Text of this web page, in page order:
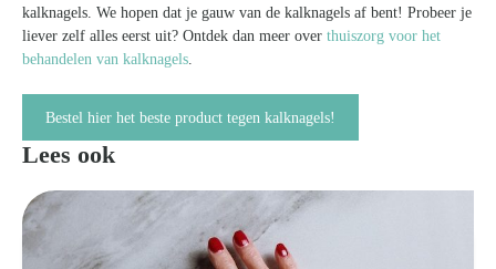
kalknagels. We hopen dat je gauw van de kalknagels af bent! Probeer je
liever zelf alles eerst uit? Ontdek dan meer over thuiszorg voor het
behandelen van kalknagels.
Bestel hier het beste product tegen kalknagels!
Lees ook